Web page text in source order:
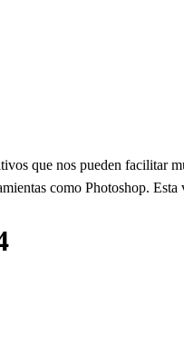
que nos pueden
como Photoshop. Esta